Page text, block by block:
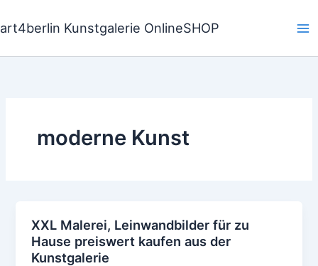
Inhalt
art4berlin Kunstgalerie OnlineSHOP
moderne Kunst
XXL Malerei, Leinwandbilder für zu
Hause preiswert kaufen aus der
Kunstgalerie
XXL
Malerei,
Leinwandbilder